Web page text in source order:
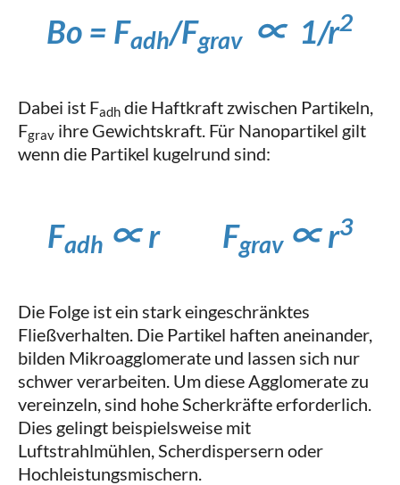
Bo = Fadh/Fgrav∝ 1/r2
Dabei ist Fadh ​ die Haftkraft zwischen Partikeln,
Fgrav ​ ihre Gewichtskraft. Für Nanopartikel gilt
wenn die Partikel kugelrund sind:
Fadh ∝ r Fgrav∝ r3
Die Folge ist ein stark eingeschränktes
Fließverhalten. Die Partikel haften aneinander,
bilden Mikroagglomerate und lassen sich nur
schwer verarbeiten. Um diese Agglomerate zu
vereinzeln, sind hohe Scherkräfte erforderlich.
Dies gelingt beispielsweise mit
Luftstrahlmühlen, Scherdispersern oder
Hochleistungsmischern.